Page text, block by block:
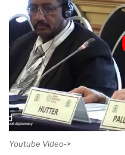
Youtube Video->